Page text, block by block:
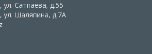
Сатпаева, д.55
Шаляпина, д.7А